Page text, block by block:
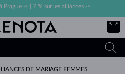
Prague -> 7 % sur les alliances ->
DE MARIAGE FEMMES